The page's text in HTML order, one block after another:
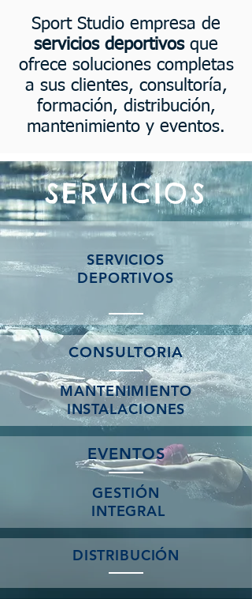
Sport Studio empresa de
servicios deportivosque
ofrece soluciones completas
a sus clientes, consultoría,
formación, distribución,
mantenimiento y eventos.
SERVICIOS
SERVICIOS
DEPORTIVOS
CONSULTORIA
MANTENIMIENTO
INSTALACIONES
EVENTOS
GESTIÓN
INTEGRAL
DISTRIBUCIÓN